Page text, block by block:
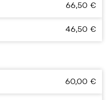
66,50 €
46,50 €
60,00 €